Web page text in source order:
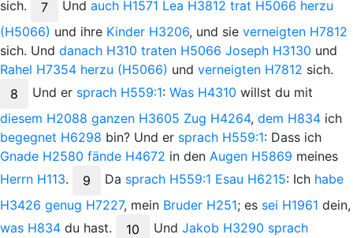
sich.
7 Und auch H1571 Lea H3812 trat H5066 herzu
(H5066) und ihre Kinder H3206, und sie verneigten H7812
sich. Und danach H310 traten H5066 Joseph H3130 und
Rahel H7354 herzu (H5066) und verneigten H7812 sich.
8
Und er sprach H559:1: Was H4310 willst du mit
diesem H2088 ganzen H3605 Zug H4264, dem H834 ich
begegnet H6298 bin? Und er sprach H559:1: Dass ich
Gnade H2580 fände H4672 in den Augen H5869 meines
Herrn H113. 9 Da sprach H559:1 Esau H6215: Ich habe
H3426 genug H7227, mein Bruder H251; es sei H1961 dein,
was H834 du hast. 10 Und Jakob H3290 sprach